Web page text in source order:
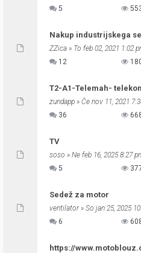
5
Nakup industrijskega
ZZica » To feb 02, 2021 1:02
12
T2-A1-Telemah-
zundapp » Če nov 11, 2021
36
TV
soso » Ne feb 16, 2025 8:27
5
Sedež za motor
ventilator» So jan 25, 2025
6
https://